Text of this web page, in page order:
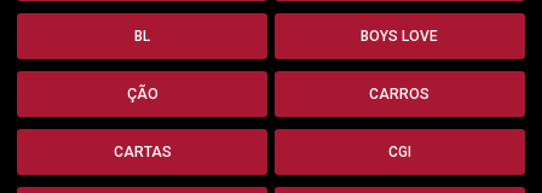
BL BOYS LOVE
ÇÃO CARROS
CARTAS CGI